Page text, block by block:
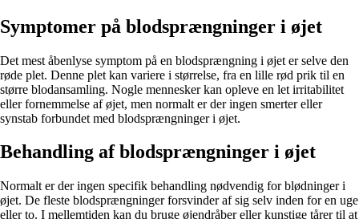
Symptomer på blodsprængninger i øjet
Det mest åbenlyse symptom på en blodsprængning i øjet er selve den
røde plet. Denne plet kan variere i størrelse, fra en lille rød prik til en
større blodansamling. Nogle mennesker kan opleve en let irritabilitet
eller fornemmelse af øjet, men normalt er der ingen smerter eller
synstab forbundet med blodsprængninger i øjet.
Behandling af blodsprængninger i øjet
Normalt er der ingen specifik behandling nødvendig for blødninger i
øjet. De fleste blodsprængninger forsvinder af sig selv inden for en uge
eller to. I mellemtiden kan du bruge øjendråber eller kunstige tårer til at